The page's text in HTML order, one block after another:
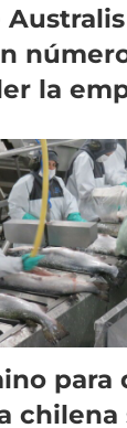
la
para
chilena